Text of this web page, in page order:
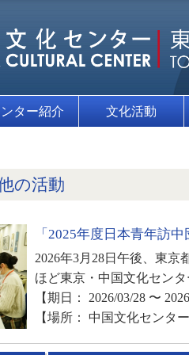
ター紹介 文化活動
の活動
「2025年度日本青年訪
2026年3月28日午後、東
ほど東京・中国文化セン
【期日： 2026/03/28 〜
【場所： 中国文化センター